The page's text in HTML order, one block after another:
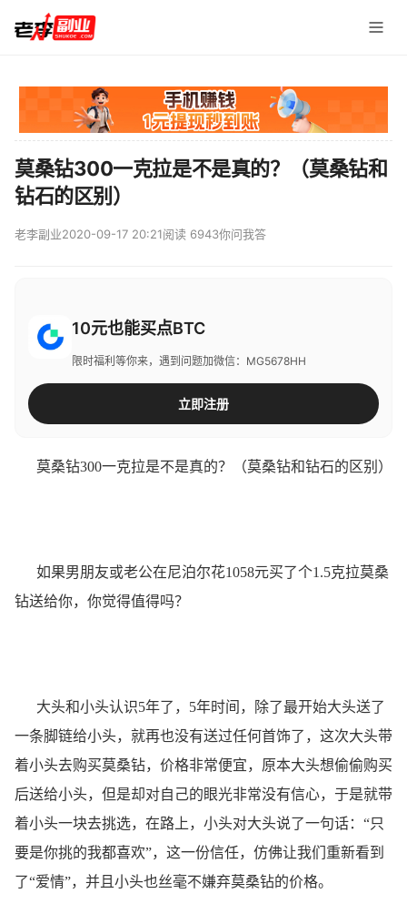
莫桑钻300一克拉是不是真的？（莫桑钻和
钻石的区别）
老李副业2020-09-17 20:21阅读 6943你问我答
10元也能买点BTC
限时福利等你来，遇到问题加微信：MG5678HH
立即注册
莫桑钻300一克拉是不是真的？（莫桑钻和钻石的区别）
如果男朋友或老公在尼泊尔花1058元买了个1.5克拉莫桑
钻送给你，你觉得值得吗？
大头和小头认识5年了，5年时间，除了最开始大头送了
一条脚链给小头，就再也没有送过任何首饰了，这次大头带
着小头去购买莫桑钻，价格非常便宜，原本大头想偷偷购买
后送给小头，但是却对自己的眼光非常没有信心，于是就带
着小头一块去挑选，在路上，小头对大头说了一句话：“只
要是你挑的我都喜欢”，这一份信任，仿佛让我们重新看到
了“爱情”，并且小头也丝毫不嫌弃莫桑钻的价格。